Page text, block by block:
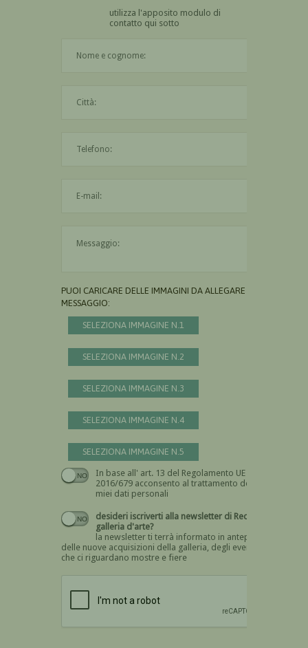
utilizza l'apposito modulo di
contatto qui sotto
PUOI CARICARE DELLE IMMAGINI DA ALLEGARE AL
MESSAGGIO:
SELEZIONA IMMAGINE N.1
SELEZIONA IMMAGINE N.2
SELEZIONA IMMAGINE N.3
SELEZIONA IMMAGINE N.4
SELEZIONA IMMAGINE N.5
In base all' art. 13 del Regolamento UE n.
2016/679 acconsento al trattamento dei
miei dati personali
Devi dare il consenso
desideri iscriverti alla newsletter di Recta
galleria d'arte?
la newsletter ti terrà informato in anteprima
delle nuove acquisizioni della galleria, degli eventi
che ci riguardano mostre e fiere